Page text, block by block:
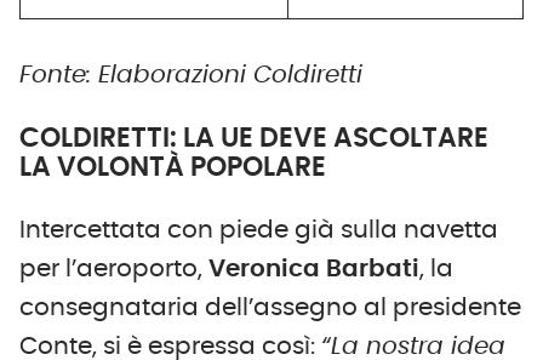
Fonte: Elaborazioni Coldiretti
COLDIRETTI: LA UE DEVE ASCOLTARE
LA VOLONTÀ POPOLARE
Intercettata con piede già sulla navetta
per l’aeroporto, Veronica Barbati, la
consegnataria dell’assegno al presidente
Conte, si è espressa così: “La nostra idea